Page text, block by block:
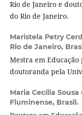
Rio de Janeiro e
do Rio de Janeiro.
Maristela Petry
Rio de Janeiro,
Mestra em
doutoranda pela
Maria Cecília Sousa
Fluminense, Brasil.